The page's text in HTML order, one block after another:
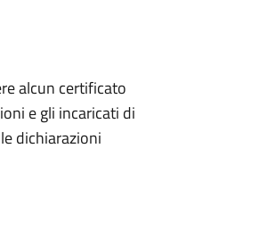
alcun certificato
e gli incaricati di
dichiarazioni